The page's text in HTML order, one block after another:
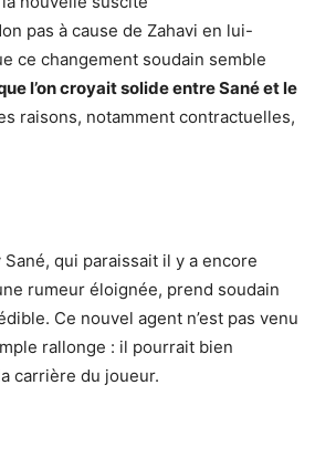
pas à cause de Zahavi en lui-
ce changement soudain semble
l’on croyait solide entre Sané et le
raisons, notamment contractuelles,
qui paraissait il y a encore
rumeur éloignée, prend soudain
Ce nouvel agent n’est pas venu
rallonge : il pourrait bien
carrière du joueur.